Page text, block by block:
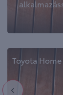
Toyota